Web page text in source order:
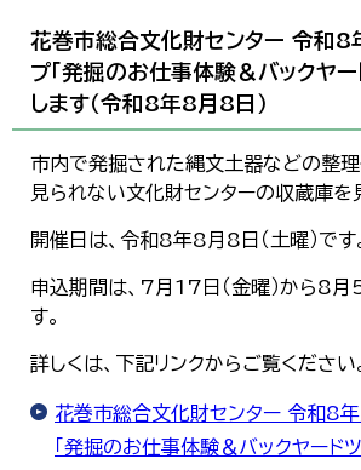
한국어
简体中文
繁體中文
花巻市総合文化財センター 令和8
プ「発掘のお仕事体験＆バックヤー
します（令和8年8月8日）
市内で発掘された縄文土器などの整
見られない文化財センターの収蔵庫を
開催日は、令和8年8月8日（土曜）です
申込期間は、7月17日（金曜）から8月5
す。
詳しくは、下記リンクからご覧ください
花巻市総合文化財センター 令和8年
「発掘のお仕事体験＆バックヤード